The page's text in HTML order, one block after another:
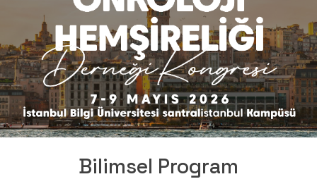
Bilimsel Program